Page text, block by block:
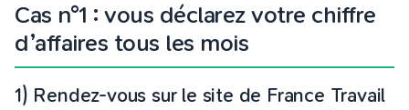
Cas n°1 : vous déclarez votre chiffre
d’affaires tous les mois
1) Rendez-vous sur le site de France Travail